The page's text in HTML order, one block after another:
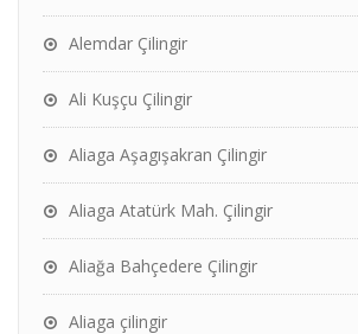
Alemdar Çilingir
Ali Kuşçu Çilingir
Aliaga Aşagışakran Çilingir
Aliaga Atatürk Mah. Çilingir
Aliağa Bahçedere Çilingir
Aliaga çilingir